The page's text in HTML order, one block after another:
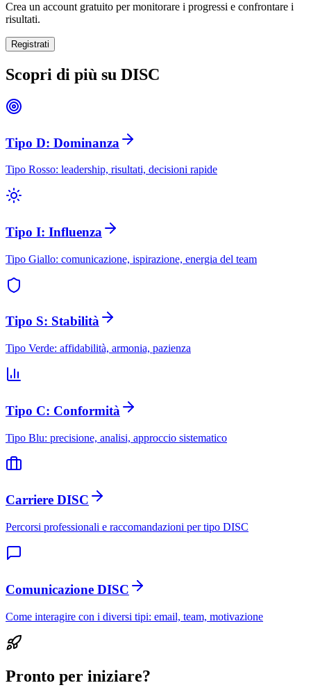
Crea un account gratuito per monitorare i progressi e confrontare i
risultati.
Registrati
Scopri di più su DISC
Tipo D: Dominanza
Tipo Rosso: leadership, risultati, decisioni rapide
Tipo I: Influenza
Tipo Giallo: comunicazione, ispirazione, energia del team
Tipo S: Stabilità
Tipo Verde: affidabilità, armonia, pazienza
Tipo C: Conformità
Tipo Blu: precisione, analisi, approccio sistematico
Carriere DISC
Percorsi professionali e raccomandazioni per tipo DISC
Comunicazione DISC
Come interagire con i diversi tipi: email, team, motivazione
Pronto per iniziare?